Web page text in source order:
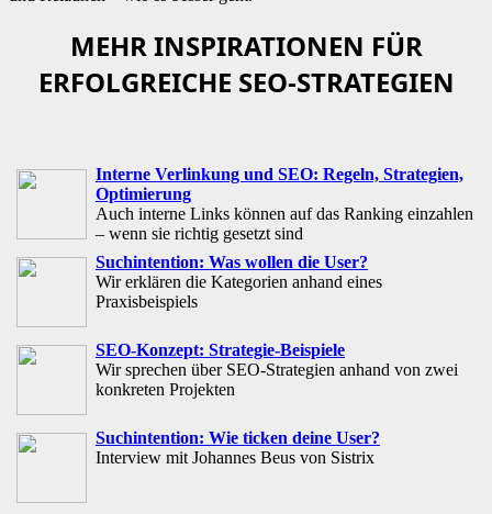
MEHR INSPIRATIONEN FÜR
ERFOLGREICHE SEO-STRATEGIEN
Interne Verlinkung und SEO: Regeln, Strategien,
Optimierung
Auch interne Links können auf das Ranking einzahlen
– wenn sie richtig gesetzt sind
Suchintention: Was wollen die User?
Wir erklären die Kategorien anhand eines
Praxisbeispiels
SEO-Konzept: Strategie-Beispiele
Wir sprechen über SEO-Strategien anhand von zwei
konkreten Projekten
Suchintention: Wie ticken deine User?
Interview mit Johannes Beus von Sistrix